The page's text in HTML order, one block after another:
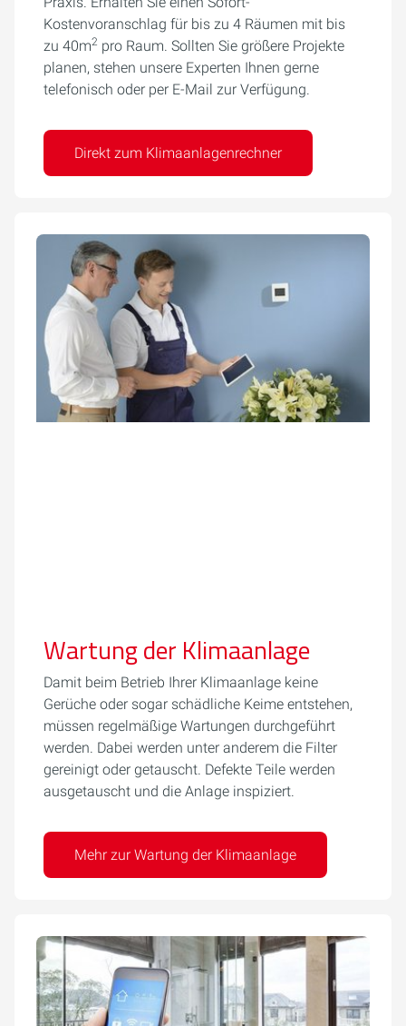
Kostenvoranschlag für bis zu 4 Räumen mit bis
zu 40m2 pro Raum. Sollten Sie größere Projekte
planen, stehen unsere Experten Ihnen gerne
telefonisch oder per E-Mail zur Verfügung.
Direkt zum Klimaanlagenrechner
Wartung der Klimaanlage
Damit beim Betrieb Ihrer Klimaanlage keine
Gerüche oder sogar schädliche Keime entstehen,
müssen regelmäßige Wartungen durchgeführt
werden. Dabei werden unter anderem die Filter
gereinigt oder getauscht. Defekte Teile werden
ausgetauscht und die Anlage inspiziert.
Mehr zur Wartung der Klimaanlage